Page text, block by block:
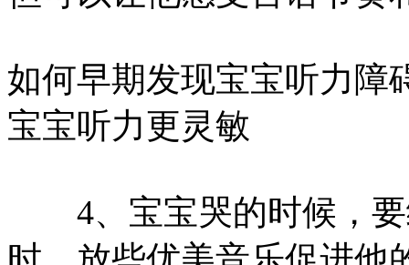
如何早期发现宝宝听力障
宝宝听力更灵敏
4、宝宝哭的时候，要